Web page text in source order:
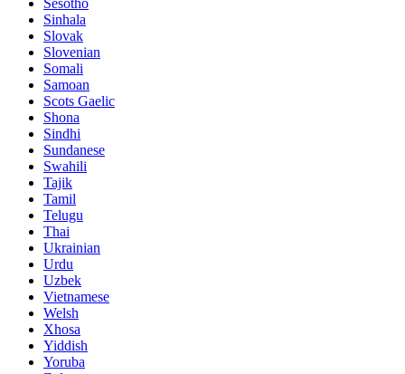
Sesotho
Sinhala
Slovak
Slovenian
Somali
Samoan
Scots Gaelic
Shona
Sindhi
Sundanese
Swahili
Tajik
Tamil
Telugu
Thai
Ukrainian
Urdu
Uzbek
Vietnamese
Welsh
Xhosa
Yiddish
Yoruba